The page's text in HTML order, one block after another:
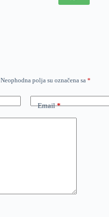
Neophodna polja su označena sa *
Email*